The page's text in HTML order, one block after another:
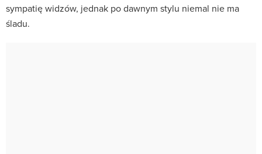
sympatię widzów, jednak po dawnym stylu niemal nie ma
śladu.